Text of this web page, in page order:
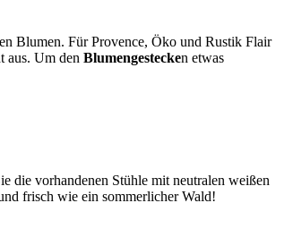
Blumen. Für Provence, Öko und Rustik Flair
aus. Um den Blumengestecken etwas
die vorhandenen Stühle mit neutralen weißen
frisch wie ein sommerlicher Wald!